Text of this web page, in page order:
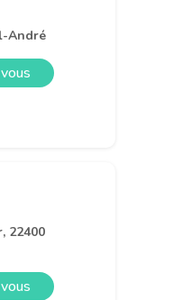
André
22400